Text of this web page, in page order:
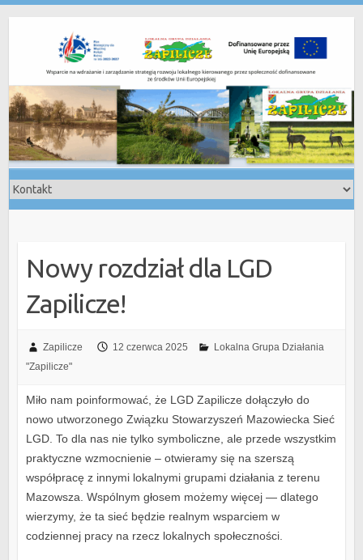
Nowy rozdział dla LGD
Zapilicze!
Zapilicze 12 czerwca 2025
Lokalna Grupa Działania
"Zapilicze"
Miło nam poinformować, że LGD Zapilicze dołączyło do
nowo utworzonego Związku Stowarzyszeń Mazowiecka Sieć
LGD. To dla nas nie tylko symboliczne, ale przede wszystkim
praktyczne wzmocnienie – otwieramy się na szerszą
współpracę z innymi lokalnymi grupami działania z terenu
Mazowsza. Wspólnym głosem możemy więcej — dlatego
wierzymy, że ta sieć będzie realnym wsparciem w
codziennej pracy na rzecz lokalnych społeczności.